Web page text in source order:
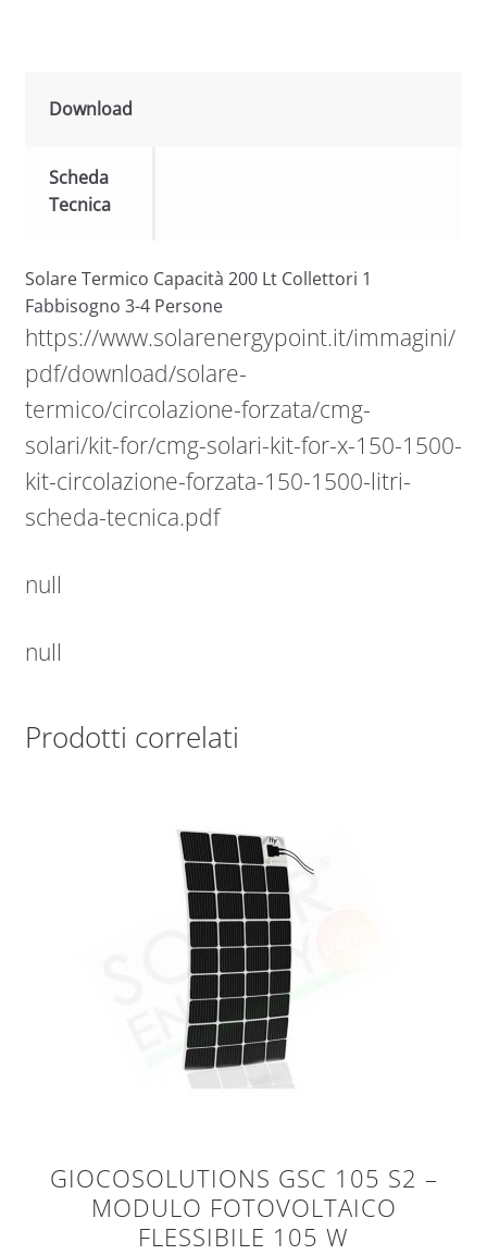
Download
Scheda
Tecnica
Solare Termico Capacità 200 Lt Collettori 1
Fabbisogno 3-4 Persone
https://www.solarenergypoint.it/immagini/
pdf/download/solare-
termico/circolazione-forzata/cmg-
solari/kit-for/cmg-solari-kit-for-x-150-1500-
kit-circolazione-forzata-150-1500-litri-
scheda-tecnica.pdf
null
null
Prodotti correlati
GIOCOSOLUTIONS GSC 105 S2 –
MODULO FOTOVOLTAICO
FLESSIBILE 105 W